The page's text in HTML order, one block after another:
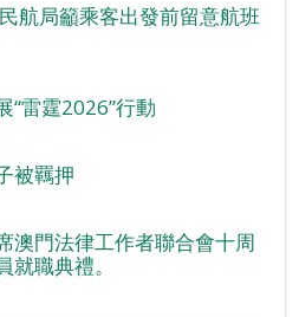
航局籲乘客出發前留意航班
“雷霆2026”行動
被羈押
澳門法律工作者聯合會十周
職典禮。